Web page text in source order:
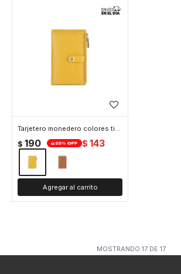
Tarjetero monedero colores tierra - Amarillo
$ 190 $ 143
MOSTRANDO 17 DE 17